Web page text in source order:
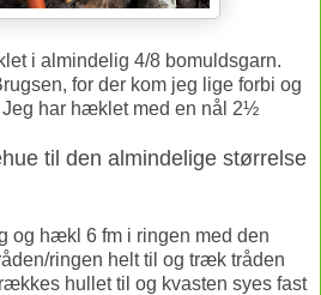
i almindelig 4/8 bomuldsgarn.
for der kom jeg lige forbi og
har hæklet med en nål 2½
til den almindelige størrelse
og hækl 6 fm i ringen med den
ringen helt til og træk tråden
hullet til og kvasten syes fast